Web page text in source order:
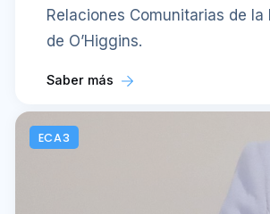
Relaciones Comunitarias de la
de O’Higgins.
Saber más
ECA3